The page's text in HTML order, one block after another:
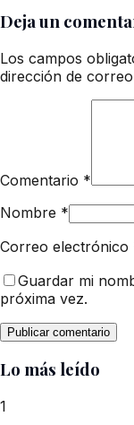
Deja un
Los campos
dirección de
Comentario *
Nombre *
Correo electrónico
Guardar mi
próxima vez.
Lo más leído
1